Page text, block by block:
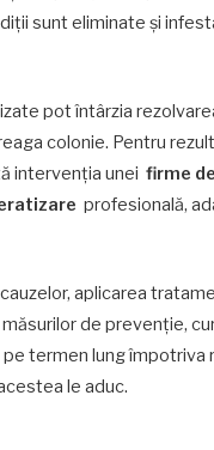
sunt eliminate și
pot întârzia
colonie. Pentru
intervenția unei firme
profesională,
aplicarea
de prevenție,
termen lung împotriva
le aduc.